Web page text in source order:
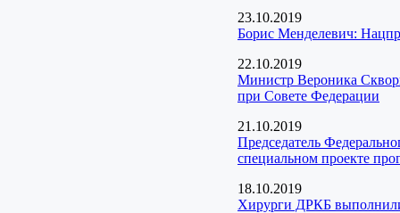
23.10.2019
Борис Менделевич:
22.10.2019
Министр Вероника
при Совете Федерации
21.10.2019
Председатель
специальном проекте
18.10.2019
Хирурги ДРКБ